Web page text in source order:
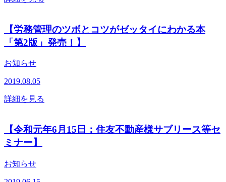
【労務管理のツボとコツがゼッタイにわかる本
「第2版」発売！】
お知らせ
2019.08.05
詳細を見る
【令和元年6月15日：住友不動産様サブリース等セ
ミナー】
お知らせ